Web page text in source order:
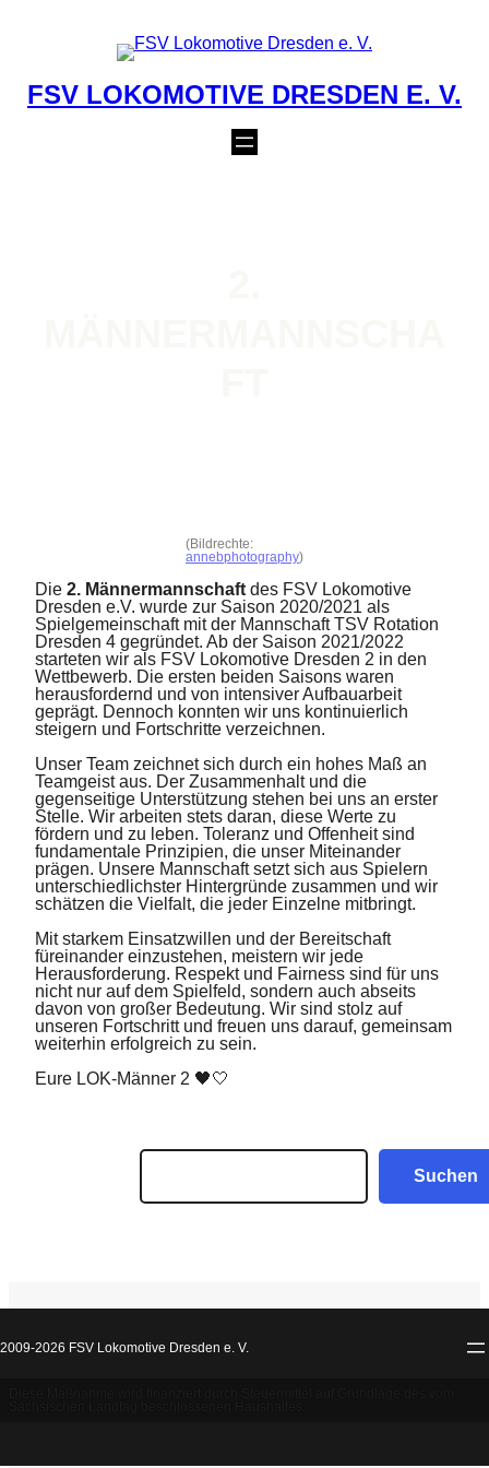
FSV LOKOMOTIVE DRESDEN E. V.
(Bildrechte:
annebphotography)
Die 2. Männermannschaft des FSV Lokomotive
Dresden e.V. wurde zur Saison 2020/2021 als
Spielgemeinschaft mit der Mannschaft TSV Rotation
Dresden 4 gegründet. Ab der Saison 2021/2022
starteten wir als FSV Lokomotive Dresden 2 in den
Wettbewerb. Die ersten beiden Saisons waren
herausfordernd und von intensiver Aufbauarbeit
geprägt. Dennoch konnten wir uns kontinuierlich
steigern und Fortschritte verzeichnen.
Unser Team zeichnet sich durch ein hohes Maß an
Teamgeist aus. Der Zusammenhalt und die
gegenseitige Unterstützung stehen bei uns an erster
Stelle. Wir arbeiten stets daran, diese Werte zu
fördern und zu leben. Toleranz und Offenheit sind
fundamentale Prinzipien, die unser Miteinander
prägen. Unsere Mannschaft setzt sich aus Spielern
unterschiedlichster Hintergründe zusammen und wir
schätzen die Vielfalt, die jeder Einzelne mitbringt.
Mit starkem Einsatzwillen und der Bereitschaft
füreinander einzustehen, meistern wir jede
Herausforderung. Respekt und Fairness sind für uns
nicht nur auf dem Spielfeld, sondern auch abseits
davon von großer Bedeutung. Wir sind stolz auf
unseren Fortschritt und freuen uns darauf, gemeinsam
weiterhin erfolgreich zu sein.
Eure LOK-Männer 2 🖤🤍
Suchen
2009-2026 FSV Lokomotive Dresden e. V.